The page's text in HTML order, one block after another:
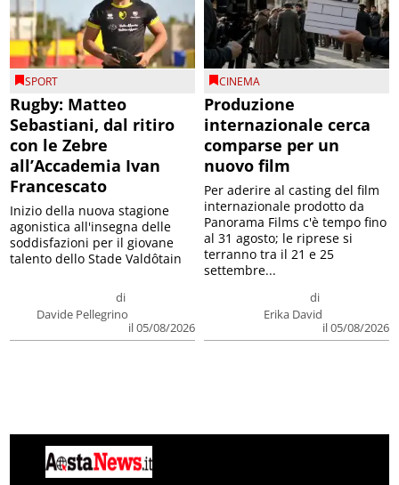
SPORT
Rugby: Matteo
Sebastiani, dal ritiro
con le Zebre
all’Accademia Ivan
Francescato
di
Davide Pellegrino
il 05/08/2026
Inizio della nuova stagione
agonistica all'insegna delle
soddisfazioni per il giovane
talento dello Stade Valdôtain
CINEMA
Produzione
internazionale cerca
comparse per un
nuovo film
di
Erika David
il 05/08/2026
Per aderire al casting del film
internazionale prodotto da
Panorama Films c'è tempo fino
al 31 agosto; le riprese si
terranno tra il 21 e 25
settembre...